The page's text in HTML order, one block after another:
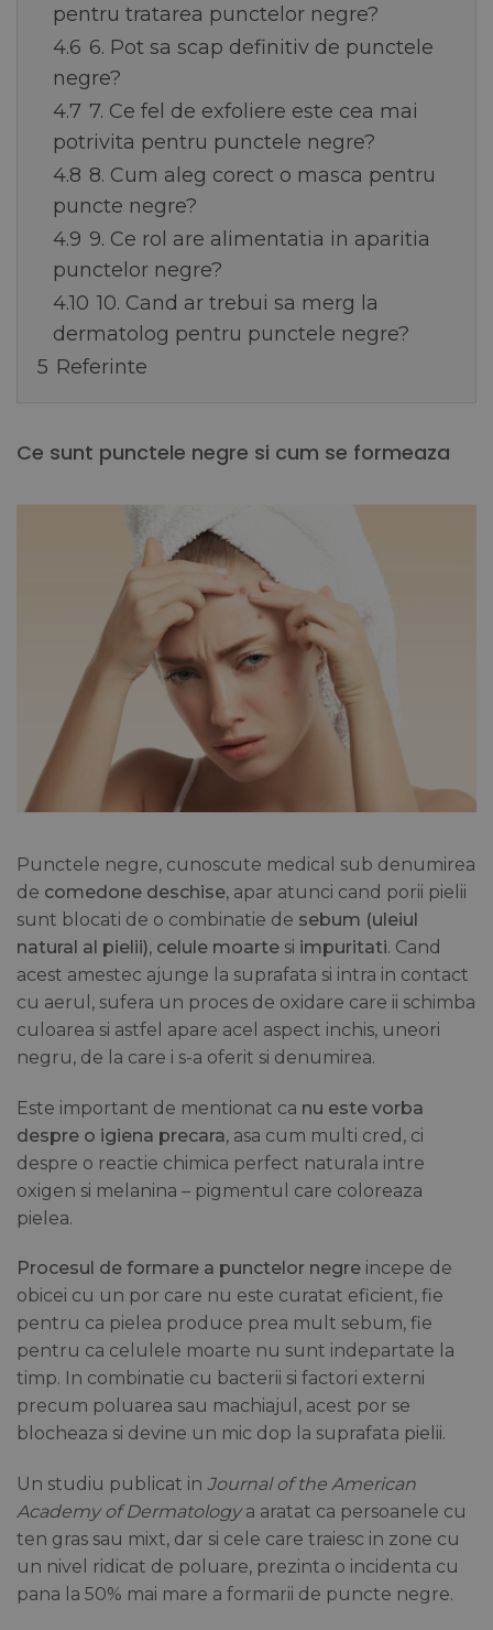
pentru tratarea punctelor negre?
4.6 6. Pot sa scap definitiv de punctele
negre?
4.7 7. Ce fel de exfoliere este cea mai
potrivita pentru punctele negre?
4.8 8. Cum aleg corect o masca pentru
puncte negre?
4.9 9. Ce rol are alimentatia in aparitia
punctelor negre?
4.10 10. Cand ar trebui sa merg la
dermatolog pentru punctele negre?
5 Referinte
Ce sunt punctele negre si cum se formeaza
Punctele negre, cunoscute medical sub denumirea
de comedone deschise, apar atunci cand porii pielii
sunt blocati de o combinatie de sebum (uleiul
natural al pielii), celule moarte si impuritati. Cand
acest amestec ajunge la suprafata si intra in contact
cu aerul, sufera un proces de oxidare care ii schimba
culoarea si astfel apare acel aspect inchis, uneori
negru, de la care i s-a oferit si denumirea.
Este important de mentionat ca nu este vorba
despre o igiena precara, asa cum multi cred, ci
despre o reactie chimica perfect naturala intre
oxigen si melanina – pigmentul care coloreaza
pielea.
Procesul de formare a punctelor negre incepe de
obicei cu un por care nu este curatat eficient, fie
pentru ca pielea produce prea mult sebum, fie
pentru ca celulele moarte nu sunt indepartate la
timp. In combinatie cu bacterii si factori externi
precum poluarea sau machiajul, acest por se
blocheaza si devine un mic dop la suprafata pielii.
Un studiu publicat in Journal of the American
Academy of Dermatologya aratat ca persoanele cu
ten gras sau mixt, dar si cele care traiesc in zone cu
un nivel ridicat de poluare, prezinta o incidenta cu
pana la 50% mai mare a formarii de puncte negre.